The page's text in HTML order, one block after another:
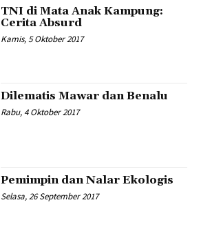
TNI di Mata Anak Kampung:
Cerita Absurd
Kamis, 5 Oktober 2017
Dilematis Mawar dan Benalu
Rabu, 4 Oktober 2017
Pemimpin dan Nalar Ekologis
Selasa, 26 September 2017